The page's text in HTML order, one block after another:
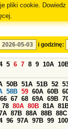
pliki cookie. Dowiedz
i godzinę:
5 6 7 8 9 10A
50B 51A 51B 52
58B 59 60A 60B
66 67 68 69A 69B
78 80A 80B 81A
87B 88A 88B 88C
96 97A 97B 99 100